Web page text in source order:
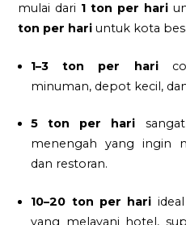
mulai dari 1 ton per hari
ton per hari untuk kota
1–3 ton per hari
minuman, depot kecil,
5 ton per hari
menengah yang ingin
dan restoran.
10–20 ton per hari
yang melayani hotel,